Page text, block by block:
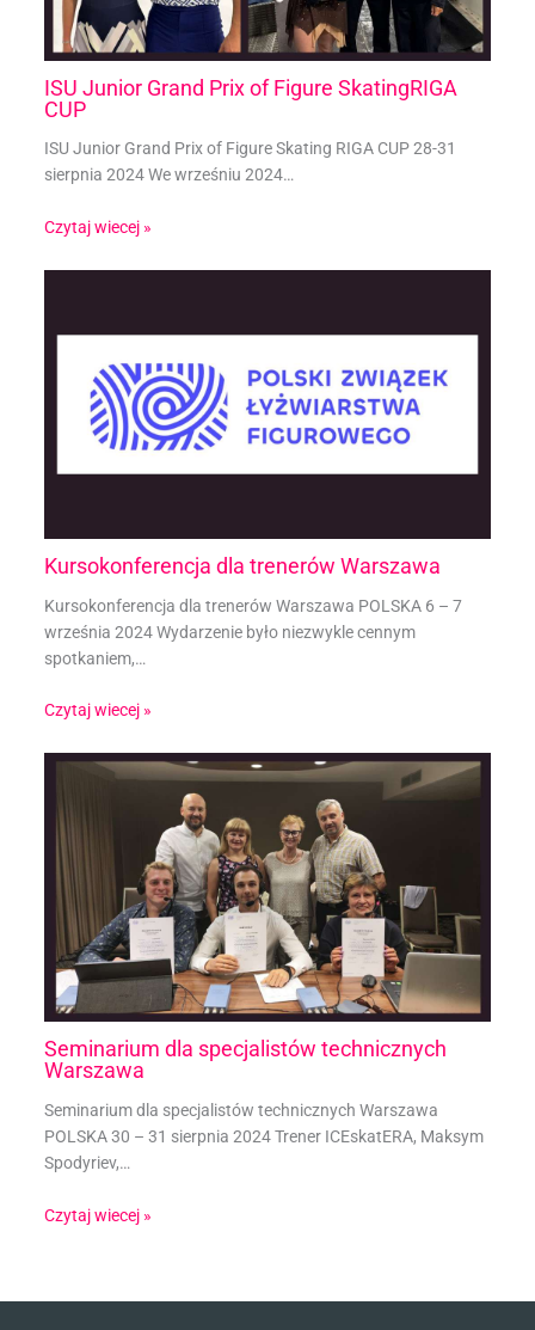
ISU Junior Grand Prix of Figure SkatingRIGA
CUP
ISU Junior Grand Prix of Figure Skating RIGA CUP 28-31
sierpnia 2024 We wrześniu 2024…
Czytaj wiecej »
Kursokonferencja dla trenerów Warszawa
Kursokonferencja dla trenerów Warszawa POLSKA 6 – 7
września 2024 Wydarzenie było niezwykle cennym
spotkaniem,…
Czytaj wiecej »
Seminarium dla specjalistów technicznych
Warszawa
Seminarium dla specjalistów technicznych Warszawa
POLSKA 30 – 31 sierpnia 2024 Trener ICEskatERA, Maksym
Spodyriev,…
Czytaj wiecej »